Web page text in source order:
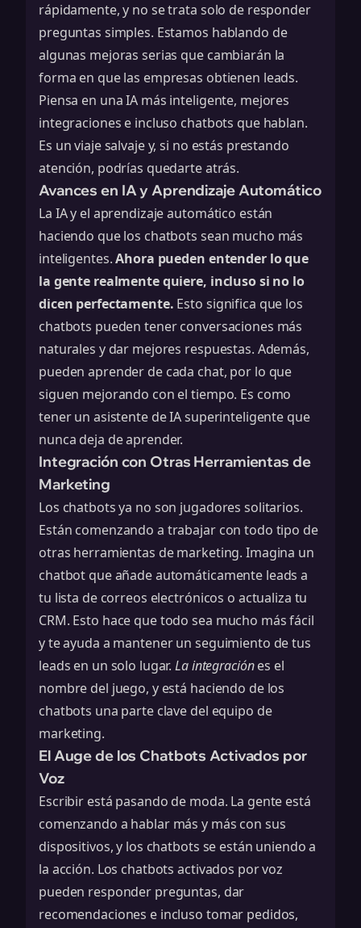
rápidamente, y no se trata solo de responder
preguntas simples. Estamos hablando de
algunas mejoras serias que cambiarán la
forma en que las empresas obtienen leads.
Piensa en una IA más inteligente, mejores
integraciones e incluso chatbots que hablan.
Es un viaje salvaje y, si no estás prestando
atención, podrías quedarte atrás.
Avances en IA y Aprendizaje Automático
La IA y el aprendizaje automático están
haciendo que los chatbots sean mucho más
inteligentes.Ahora pueden entender lo que
la gente realmente quiere, incluso si no lo
dicen perfectamente. Esto significa que los
chatbots pueden tener conversaciones más
naturales y dar mejores respuestas. Además,
pueden aprender de cada chat, por lo que
siguen mejorando con el tiempo. Es como
tener un asistente de IA superinteligente que
nunca deja de aprender.
Integración con Otras Herramientas de
Marketing
Los chatbots ya no son jugadores solitarios.
Están comenzando a trabajar con todo tipo de
otras herramientas de marketing. Imagina un
chatbot que añade automáticamente leads a
tu lista de correos electrónicos o actualiza tu
CRM. Esto hace que todo sea mucho más fácil
y te ayuda a mantener un seguimiento de tus
leads en un solo lugar.La integraciónes el
nombre del juego, y está haciendo de los
chatbots una parte clave del equipo de
marketing.
El Auge de los Chatbots Activados por
Voz
Escribir está pasando de moda. La gente está
comenzando a hablar más y más con sus
dispositivos, y los chatbots se están uniendo a
la acción. Los chatbots activados por voz
pueden responder preguntas, dar
recomendaciones e incluso tomar pedidos,